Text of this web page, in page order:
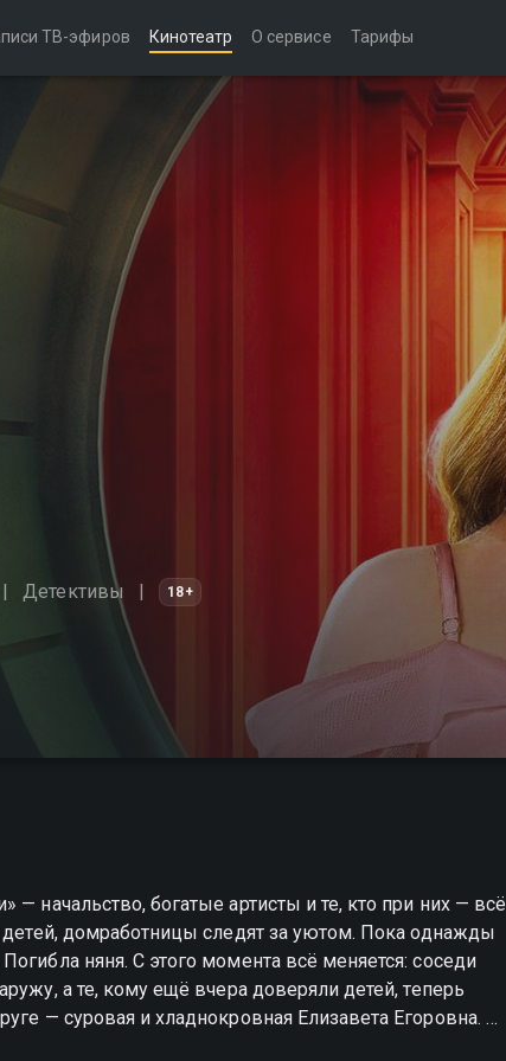
ТВ-эфиров Кинотеатр О сервисе Тарифы
Детективы 18+
— начальство, богатые артисты и те, кто при них — всё
детей, домработницы следят за уютом. Пока однажды
няня. С этого момента всё меняется: соседи
а те, кому ещё вчера доверяли детей, теперь
— суровая и хладнокровная Елизавета Егоровна. И
И у каждого — причина перейти черту. «Престиж» —